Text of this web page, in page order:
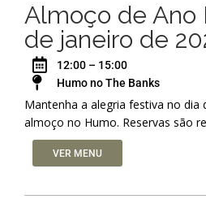
Almoço de Ano
de janeiro de
12:00 – 15:00
Humo no The Banks
Mantenha a alegria festiva no dia
almoço no Humo. Reservas são
VER MENU